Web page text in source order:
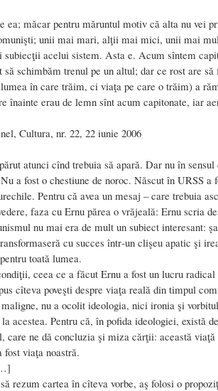
ea; măcar pentru măruntul motiv că alta nu vei
unii mai mari, alţii mai mici, unii mai
subiecţii acelui sistem. Asta e. Acum sîntem
să schimbăm trenul pe un altul; dar ce rost are
în care trăim, ci viaţa pe care o trăim) a
înainte erau de lemn sînt acum capitonate, iar
Cultura, nr. 22, 22 iunie 2006
atunci cînd trebuia să apară. Dar nu în
a fost o chestiune de noroc. Născut în URSS
Pentru că avea un mesaj – care trebuia
faza cu Ernu părea o vrăjeală: Ernu scria
nu mai era de mult un subiect interesant:
cu succes într‑un clişeu apatic şi
toată lumea.
ceea ce a făcut Ernu a fost un lucru
cîteva poveşti despre viaţa reală din timpul
nu a ocolit ideologia, nici ironia şi
acestea. Pentru că, în pofida ideologiei, există
care ne dă concluzia şi miza cărţii: această
fost viaţa noastră.
rezum cartea în cîteva vorbe, aş folosi o